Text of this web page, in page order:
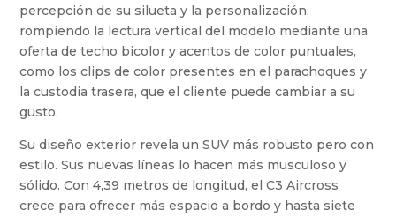
percepción de su silueta y la personalización,
rompiendo la lectura vertical del modelo mediante una
oferta de techo bicolor y acentos de color puntuales,
como los clips de color presentes en el parachoques y
la custodia trasera, que el cliente puede cambiar a su
gusto.
Su diseño exterior revela un SUV más robusto pero con
estilo. Sus nuevas líneas lo hacen más musculoso y
sólido. Con 4,39 metros de longitud, el C3 Aircross
crece para ofrecer más espacio a bordo y hasta siete